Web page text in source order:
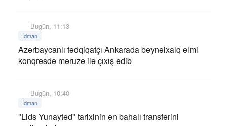
Bugün, 11:13
İdman
Azərbaycanlı tədqiqatçı Ankarada beynəlxalq elmi
konqresdə məruzə ilə çıxış edib
Bugün, 10:40
İdman
"Lids Yunayted" tarixinin ən bahalı transferini